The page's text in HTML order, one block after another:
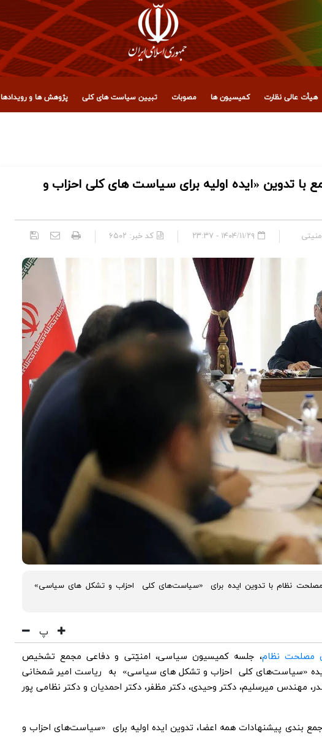
هیأت عالی نظارت کمیسیون ها مصوبات تبیین سیاست های کلی پژوهش ها و رویدادها
تدوین «ایده اولیه برای سیاست های کلی احزاب و
۱۴۰۴/۱۱/۲۹ - ۲۳:۳۷ کد خبر: ۶۵۰۲
نظام با تدوین ایده برای «سیاست‌های کلی احزاب و تشکل های سیاسی»
پ
نظام، جلسه کمیسیون سیاسی، امنیّتی و دفاعی مجمع تشخیص
«سیاست‌های کلی احزاب و تشکل های سیاسی» به ریاست امیر شمخانی
مهندس میرسلیم، دکتر وحیدی، دکتر مظفر، دکتر احمدیان و دکتر نظامی پور
بندی پیشنهادات همه اعضا، تدوین ایده اولیه برای «سیاست‌های احزاب و